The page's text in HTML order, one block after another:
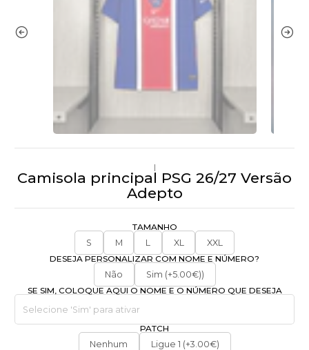
|
Camisola principal PSG 26/27 Versão
Adepto
TAMANHO
S
M L XL
XXL
DESEJA PERSONALIZAR COM NOME E NÚMERO?
Não
Sim (+5.00€))
SE SIM, COLOQUE AQUI O NOME E O NÚMERO QUE DESEJA
PATCH
Nenhum
Ligue 1 (+3.00€)